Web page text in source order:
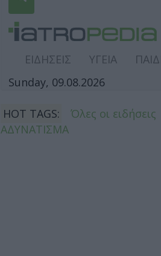
ΕΙΔΗΣΕΙΣ ΥΓΕΙΑ ΠΑΙΔΙ
Sunday, 09.08.2026
HOT TAGS: Όλες οι ειδήσεις
ΑΔΥΝΑΤΙΣΜΑ